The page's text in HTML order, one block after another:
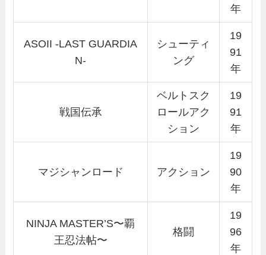
年
ASOII -LAST GUARDIA
N-
シューティ
ング
19
91
年
戦国伝承
ベルトスク
ロールアク
ション
19
91
年
マジシャンロード アクション
19
90
年
NINJA MASTER’S〜覇
王忍法帖〜
格闘
19
96
年